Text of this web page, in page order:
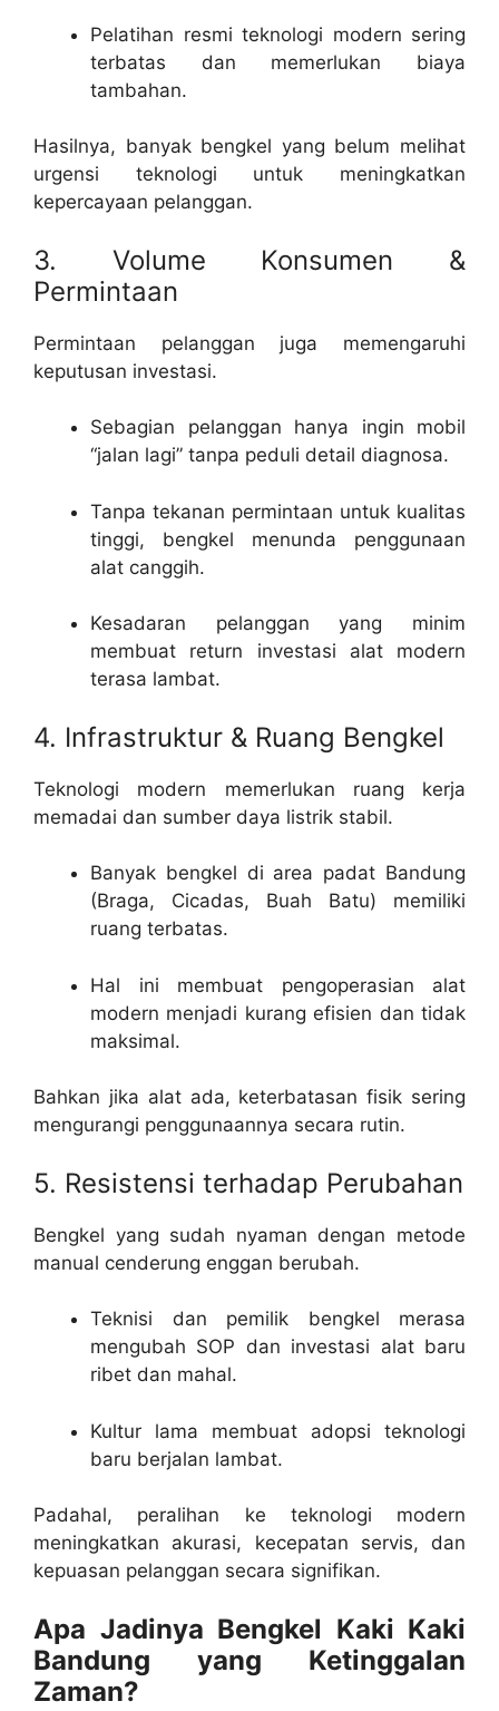
Pelatihan resmi teknologi modern sering
terbatas dan memerlukan biaya
tambahan.
Hasilnya, banyak bengkel yang belum melihat
urgensi teknologi untuk meningkatkan
kepercayaan pelanggan.
3. Volume Konsumen &
Permintaan
Permintaan pelanggan juga memengaruhi
keputusan investasi.
Sebagian pelanggan hanya ingin mobil
“jalan lagi” tanpa peduli detail diagnosa.
Tanpa tekanan permintaan untuk kualitas
tinggi, bengkel menunda penggunaan
alat canggih.
Kesadaran pelanggan yang minim
membuat return investasi alat modern
terasa lambat.
4. Infrastruktur & Ruang Bengkel
Teknologi modern memerlukan ruang kerja
memadai dan sumber daya listrik stabil.
Banyak bengkel di area padat Bandung
(Braga, Cicadas, Buah Batu) memiliki
ruang terbatas.
Hal ini membuat pengoperasian alat
modern menjadi kurang efisien dan tidak
maksimal.
Bahkan jika alat ada, keterbatasan fisik sering
mengurangi penggunaannya secara rutin.
5. Resistensi terhadap Perubahan
Bengkel yang sudah nyaman dengan metode
manual cenderung enggan berubah.
Teknisi dan pemilik bengkel merasa
mengubah SOP dan investasi alat baru
ribet dan mahal.
Kultur lama membuat adopsi teknologi
baru berjalan lambat.
Padahal, peralihan ke teknologi modern
meningkatkan akurasi, kecepatan servis, dan
kepuasan pelanggan secara signifikan.
Apa Jadinya Bengkel Kaki Kaki
Bandung yang Ketinggalan
Zaman?